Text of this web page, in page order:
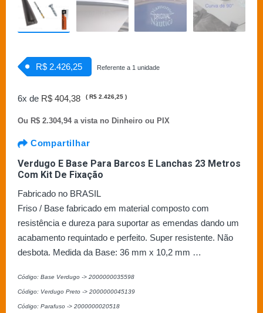
R$ 2.426,25 Referente a 1 unidade
6x de R$ 404,38 ( R$ 2.426,25 )
Ou R$ 2.304,94 a vista no Dinheiro ou PIX
Compartilhar
Verdugo E Base Para Barcos E Lanchas 23 Metros
Com Kit De Fixação
Fabricado no BRASIL
Friso / Base fabricado em material composto com
resistência e dureza para suportar as emendas dando um
acabamento requintado e perfeito. Super resistente. Não
desbota. Medida da Base: 36 mm x 10,2 mm …
Código: Base Verdugo -> 2000000035598
Código: Verdugo Preto -> 2000000045139
Código: Parafuso -> 2000000020518